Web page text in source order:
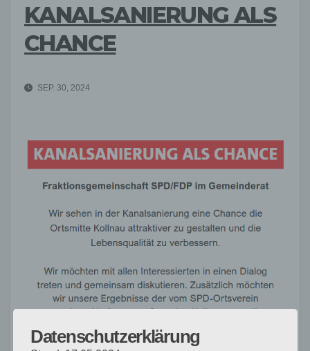
KANALSANIERUNG ALS
CHANCE
SEP. 30, 2024
Datenschutzerklärung